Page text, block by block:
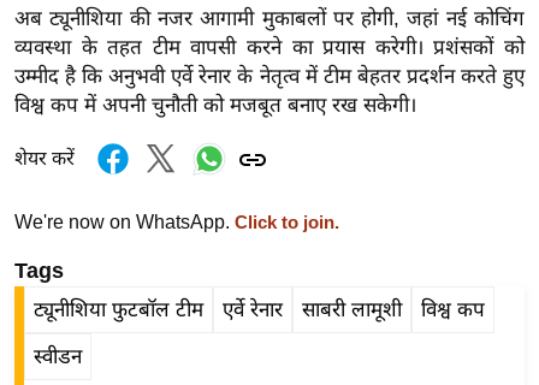
वु
ड
फि
ल्म
क्षा
r
e
k
अब ट्यूनीशिया की नजर आगामी मुकाबलों पर होगी, जहां नई कोचिंग
व्यवस्था के तहत टीम वापसी करने का प्रयास करेगी। प्रशंसकों को
उम्मीद है कि अनुभवी एर्वे रेनार के नेतृत्व में टीम बेहतर प्रदर्शन करते हुए
विश्व कप में अपनी चुनौती को मजबूत बनाए रख सकेगी।
शेयर करें
We're now on WhatsApp. Click to join.
Tags
ट्यूनीशिया फुटबॉल टीम एर्वे रेनार साबरी लामूशी विश्व कप
स्वीडन